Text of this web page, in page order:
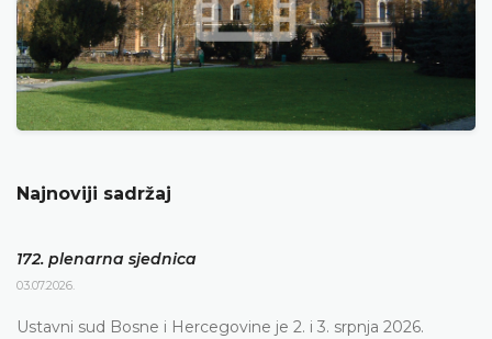
Najnoviji sadržaj
172. plenarna sjednica
03.07.2026.
Ustavni sud Bosne i Hercegovine je 2. i 3. srpnja 2026.